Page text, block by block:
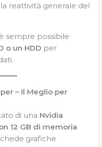
reattività generale del
sempre possibile
o un HDD per
– Il Meglio per
di una Nvidia
12 GB di memoria
grafiche